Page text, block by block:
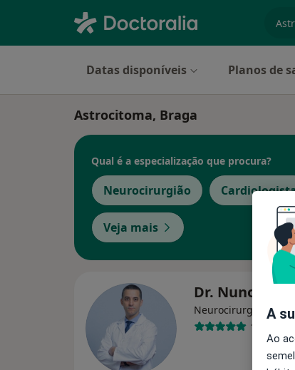
Datas disponíveis Planos de
Astrocitoma, Braga
Qual é a especialização que procura?
Neurocirurgião
Veja mais
Dr. Nuno
Neurocirurgião
1 opinião
A
Ao